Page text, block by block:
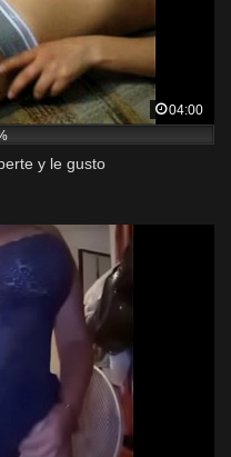
04:00
y le gusto